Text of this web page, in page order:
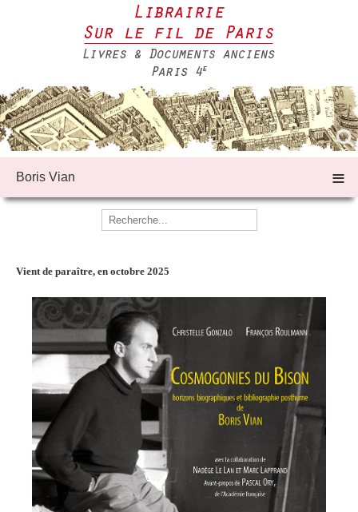
Boris Vian ≡
Vient de paraître, en octobre 2025